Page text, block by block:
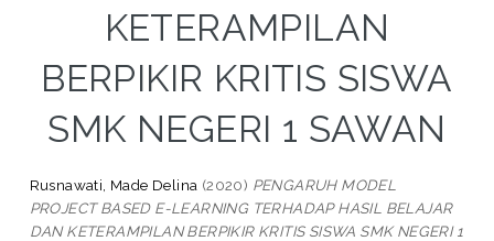
KETERAMPILAN
BERPIKIR KRITIS SISWA
SMK NEGERI 1 SAWAN
Rusnawati, Made Delina (2020) PENGARUH MODEL
PROJECT BASED E-LEARNING TERHADAP HASIL BELAJAR
DAN KETERAMPILAN BERPIKIR KRITIS SISWA SMK NEGERI 1